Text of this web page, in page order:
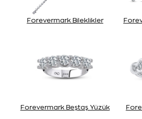
Forevermark Bileklikler
Forevermark Beştaş Yüzük